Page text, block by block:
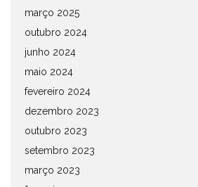
março 2025
outubro 2024
junho 2024
maio 2024
fevereiro 2024
dezembro 2023
outubro 2023
setembro 2023
março 2023